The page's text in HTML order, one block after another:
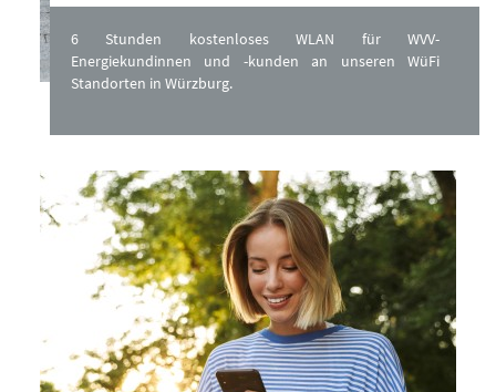
6 Stunden kostenloses WLAN für WVV-
Energiekundinnen und -kunden an unseren WüFi
Standorten in Würzburg.